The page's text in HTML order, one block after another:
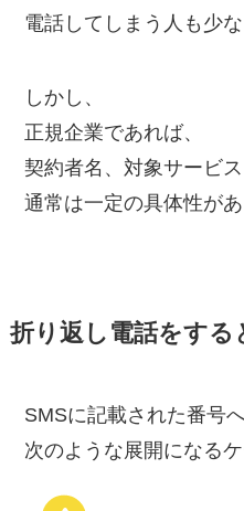
電話してしまう人も少な
しかし、
正規企業であれば、
契約者名、対象サービ
通常は一定の具体性が
折り返し電話をする
SMSに記載された番号
次のような展開になる